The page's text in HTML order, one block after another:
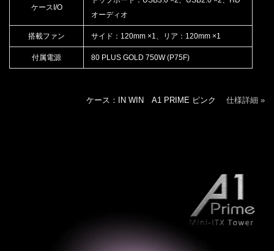
ケースI/O
オーディオ
搭載ファン サイド：120mm ×1、リア：120mm ×1
付属電源 80 PLUS GOLD 750W (P75F)
ケース：IN WIN A1 PRIME ピンク 仕様詳細 »